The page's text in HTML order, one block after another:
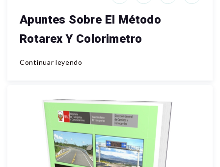
Apuntes Sobre El Método
Rotarex Y Colorimetro
Continuar leyendo